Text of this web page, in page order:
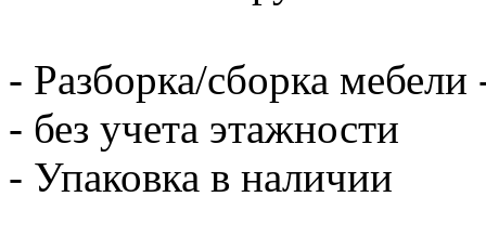
- Разборка/сборка мебели
- без учета этажности
- Упаковка в наличии